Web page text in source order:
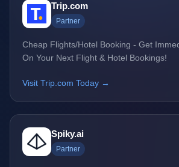
Trip.com
Partner
Cheap Flights/Hotel Booking - Get
On Your Next Flight & Hotel Bookings!
Visit Trip.com Today →
Spiky.ai
Partner